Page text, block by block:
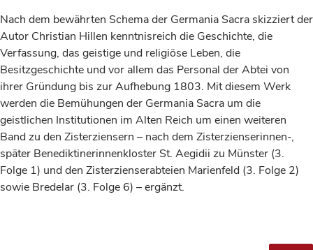
Nach dem bewährten Schema der Germania Sacra skizziert der
Autor Christian Hillen kenntnisreich die Geschichte, die
Verfassung, das geistige und religiöse Leben, die
Besitzgeschichte und vor allem das Personal der Abtei von
ihrer Gründung bis zur Aufhebung 1803. Mit diesem Werk
werden die Bemühungen der Germania Sacra um die
geistlichen Institutionen im Alten Reich um einen weiteren
Band zu den Zisterziensern – nach dem Zisterzienserinnen-,
später Benediktinerinnenkloster St. Aegidii zu Münster (3.
Folge 1) und den Zisterzienserabteien Marienfeld (3. Folge 2)
sowie Bredelar (3. Folge 6) – ergänzt.